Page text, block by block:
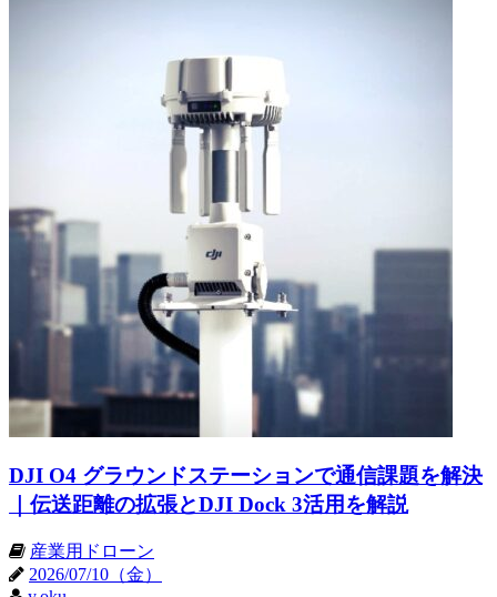
DJI O4 グラウンドステーションで通信課題を解決
｜伝送距離の拡張とDJI Dock 3活用を解説
産業用ドローン
2026/07/10（金）